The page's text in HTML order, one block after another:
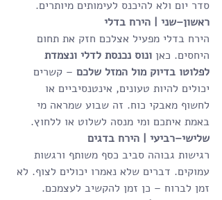
סדר יום ולא להיכנס לעימותים מיותרים.
ראשון–שני | הירח בדלי
הירח בדלי מפעיל אצלכם חזק את תחום
היחסים. כאן ונוס נכנסת לדלי ונצמדת
לפלוטו בדיוק מול המזל שלכם – קשרים
יכולים להיות טעונים, אינטנסיביים או
לחשוף מאבקי כוח. זה שבוע שמראה מי
באמת איתכם ומי מנסה לשלוט או ללחוץ.
שלישי–רביעי | הירח בדגים
רגישות גבוהה סביב כסף משותף ורגשות
עמוקים. דברים שלא נאמרו יכולים לצוף. לא
זמן לברוח – כן זמן להקשיב לעצמכם.